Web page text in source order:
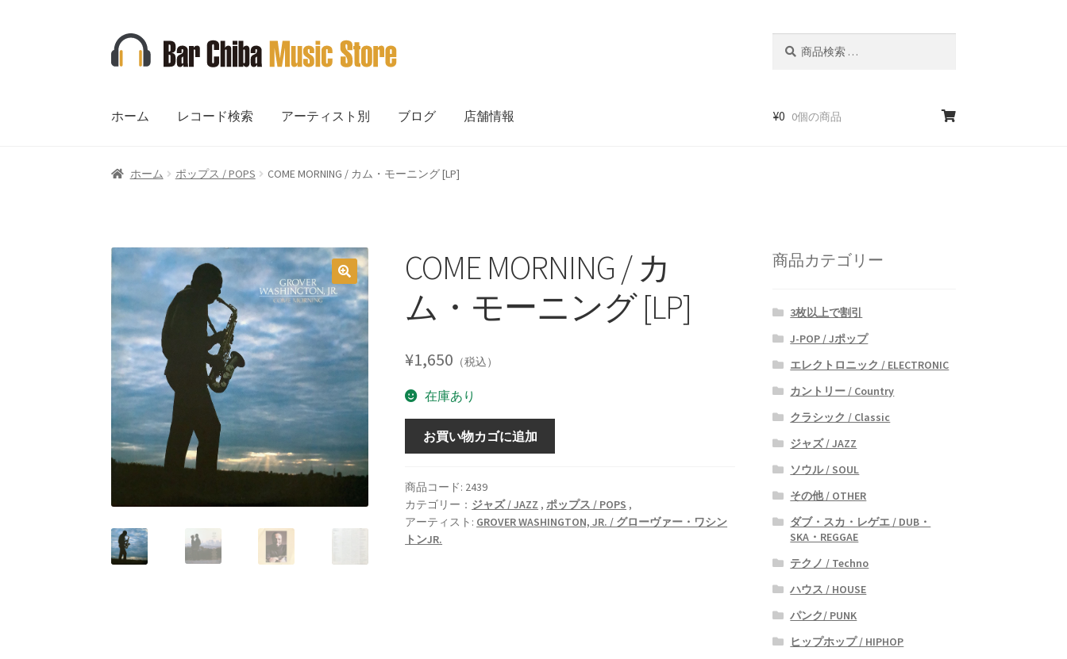
ナ
ビ
シ
へ
プ
コ
ン
ツ
キ
ホーム レコード検索 アーティスト別 ブログ 店舗情報 ¥0 0個の商品
ホーム ポップス / POPS COME MORNING / カム・モーニング [LP]
🔍
COME MORNING / カ
ム・モーニング [LP]
¥1,650 （税込）
在庫あり
COME
MORNING
カ
ム・
モ
ー
お買い物カゴに追加
商品コード: 2439
カテゴリー： ジャズ / JAZZ ,ポップス / POPS ,
アーティスト: GROVER WASHINGTON, JR. / グローヴァー・ワシン
トンJR.
商品カテゴリー
3枚以上で割引
J-POP / Jポップ
エレクトロニック / ELECTRONIC
カントリー / Country
クラシック / Classic
ジャズ / JAZZ
ソウル / SOUL
その他 / OTHER
ダブ・スカ・レゲエ / DUB・
SKA・REGGAE
テクノ / Techno
ハウス / HOUSE
パンク/ PUNK
ヒップホップ / HIPHOP